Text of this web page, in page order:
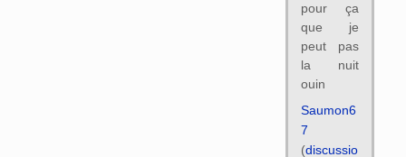
pour ça
que je
peut pas
la nuit
ouin
Saumon6
7
(discussio